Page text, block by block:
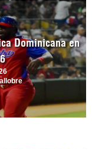
Dominicana en